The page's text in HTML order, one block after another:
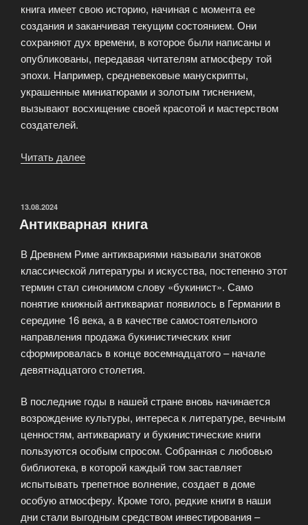
книга имеет свою историю, начиная с момента ее
создания и заканчивая текущим состоянием. Они
сохраняют дух времени, в которое были написаны и
опубликованы, передавая читателям атмосферу той
эпохи. Например, средневековые манускрипты,
украшенные миниатюрами и золотым тиснением,
вызывают восхищение своей красотой и мастерством
создателей.
Читать далее
ОПУБЛИКОВАНО
13.08.2024
Антикварная книга
В Древнем Риме антиквариями называли знатоков
классической литературы и искусства, постепенно этот
термин стал синонимом слову «букинист». Само
понятие книжный антиквариат появилось в Германии в
середине 16 века, а в качестве самостоятельного
направления продажа букинистических книг
сформировалась в конце восемнадцатого – начале
девятнадцатого столетия.
В последние годы в нашей стране вновь начинается
возрождение культуры, интереса к литературе, вечным
ценностям, антиквариату и букинистические книги
пользуются особым спросом. Собранная с любовью
библиотека, в которой каждый том заставляет
испытывать трепетное волнение, создает в доме
особую атмосферу. Кроме того, редкие книги в наши
дни стали выгодным средством инвестирования –